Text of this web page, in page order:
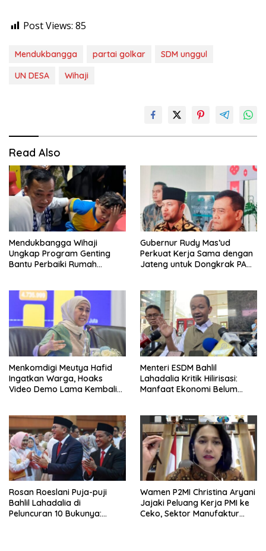
Post Views: 85
Mendukbangga partai golkar
SDM unggul
UN DESA
Wihaji
Read Also
Mendukbangga Wihaji
Ungkap Program Genting
Bantu Perbaiki Rumah
Gubernur Rudy Mas’ud
Perkuat Kerja Sama dengan
Jateng untuk Dongkrak PAD
Menkomdigi Meutya Hafid
Ingatkan Warga, Hoaks
Video Demo Lama Kembali
Menteri ESDM Bahlil
Lahadalia Kritik Hilirisasi:
Manfaat Ekonomi Belum
Rosan Roeslani Puja-puji
Bahlil Lahadalia di
Peluncuran 10 Bukunya:
Wamen P2MI Christina Aryani
Jajaki Peluang Kerja PMI ke
Ceko, Sektor Manufaktur